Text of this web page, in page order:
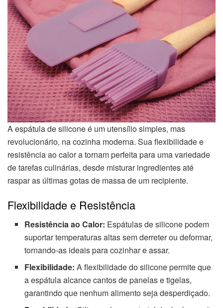
A espátula de silicone é um utensílio simples, mas
revolucionário, na cozinha moderna. Sua flexibilidade e
resistência ao calor a tornam perfeita para uma variedade
de tarefas culinárias, desde misturar ingredientes até
raspar as últimas gotas de massa de um recipiente.
Flexibilidade e Resistência
Resistência ao Calor: Espátulas de silicone podem
suportar temperaturas altas sem derreter ou deformar,
tornando-as ideais para cozinhar e assar.
Flexibilidade: A flexibilidade do silicone permite que
a espátula alcance cantos de panelas e tigelas,
garantindo que nenhum alimento seja desperdiçado.